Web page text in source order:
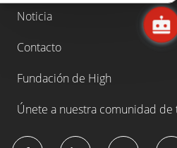
Noticia
Contacto
Fundación de High
Únete a nuestra comunidad de